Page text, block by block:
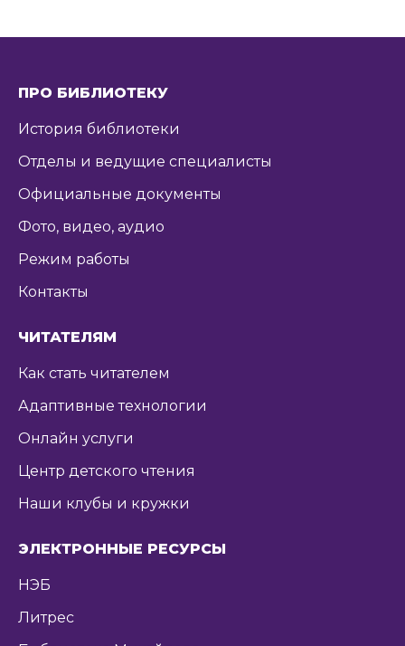
ПРО БИБЛИОТЕКУ
История библиотеки
Отделы и ведущие специалисты
Официальные документы
Фото, видео, аудио
Режим работы
Контакты
ЧИТАТЕЛЯМ
Как стать читателем
Адаптивные технологии
Онлайн услуги
Центр детского чтения
Наши клубы и кружки
ЭЛЕКТРОННЫЕ РЕСУРСЫ
НЭБ
Литрес